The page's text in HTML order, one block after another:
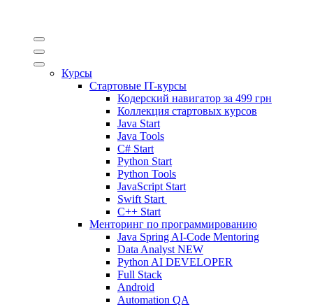
Курсы
Стартовые IT-курсы
Кодерский навигатор за 499 грн
Коллекция стартовых курсов
Java Start
Java Tools
C# Start
Python Start
Python Tools
JavaScript Start
Swift Start
C++ Start
Менторинг по программированию
Java Spring AI-Code Mentoring
Data Analyst NEW
Python AI DEVELOPER
Full Stack
Android
Automation QA